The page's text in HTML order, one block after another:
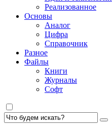
Реализованное
Основы
Аналог
Цифра
Справочник
Разное
Файлы
Книги
Журналы
Софт